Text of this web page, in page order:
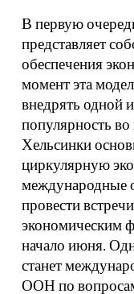
В первую
представляет
обеспечения
момент эта
внедрять одной
популярность
Хельсинки
циркулярную
международные
провести
экономическим
начало июня.
станет
ООН по